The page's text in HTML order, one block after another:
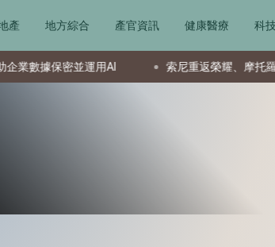
產 地方綜合 產官資訊 健康醫療 科
密並運用AI 索尼重返榮耀、摩托羅拉式微 揭